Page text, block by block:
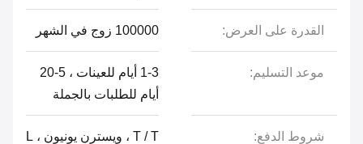
القدرة على العرض: 100000 زوج في الشهر
موعد التسليم:
1-3 أيام للعينات ، 5-20
أيام للطلبات بالجملة
شروط الدفع:
T / T ، ويسترن يونيون ، L